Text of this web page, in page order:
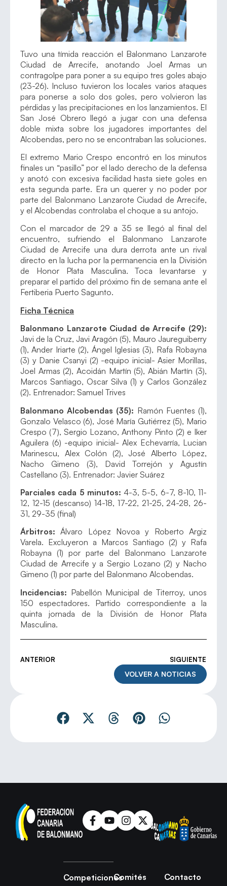
Tuvo una tímida reacción el Balonmano Lanzarote
Ciudad de Arrecife, anotando Joel Armas un
contragolpe para poner a su equipo tres goles abajo
(23-26). Incluso tuvieron los locales varios ataques
para ponerse a solo dos goles, pero volvieron las
pérdidas y las precipitaciones en los lanzamientos. El
San José Obrero llegó a jugar con una defensa
doble mixta sobre los jugadores importantes del
Alcobendas, pero no se encontraban las soluciones.
El extremo Mario Crespo encontró en los minutos
finales un “pasillo” por el lado derecho de la defensa
y anotó con excesiva facilidad hasta siete goles en
esta segunda parte. Era un querer y no poder por
parte del Balonmano Lanzarote Ciudad de Arrecife,
y el Alcobendas controlaba el choque a su antojo.
Con el marcador de 29 a 35 se llegó al final del
encuentro, sufriendo el Balonmano Lanzarote
Ciudad de Arrecife una dura derrota ante un rival
directo en la lucha por la permanencia en la División
de Honor Plata Masculina. Toca levantarse y
preparar el partido del próximo fin de semana ante el
Fertiberia Puerto Sagunto.
Ficha Técnica
Balonmano Lanzarote Ciudad de Arrecife (29):
Javi de la Cruz, Javi Aragón (5), Mauro Jaureguiberry
(1), Ander Iriarte (2), Ángel Iglesias (3), Rafa Robayna
(3) y Danie Csanyi (2) -equipo inicial- Asier Morillas,
Joel Armas (2), Acoidán Martín (5), Abián Martín (3),
Marcos Santiago, Oscar Silva (1) y Carlos González
(2). Entrenador: Samuel Trives
Balonmano Alcobendas (35): Ramón Fuentes (1),
Gonzalo Velasco (6), José María Gutiérrez (5), Mario
Crespo (7), Sergio Lozano, Anthony Pinto (2) e Iker
Aguilera (6) -equipo inicial- Alex Echevarría, Lucian
Marinescu, Alex Colón (2), José Alberto López,
Nacho Gimeno (3), David Torrejón y Agustín
Castellano (3). Entrenador: Javier Suárez
Parciales cada 5 minutos: 4-3, 5-5, 6-7, 8-10, 11-
12, 12-15 (descanso) 14-18, 17-22, 21-25, 24-28, 26-
31, 29-35 (final)
Árbitros:Álvaro López Novoa y Roberto Argiz
Varela. Excluyeron a Marcos Santiago (2) y Rafa
Robayna (1) por parte del Balonmano Lanzarote
Ciudad de Arrecife y a Sergio Lozano (2) y Nacho
Gimeno (1) por parte del Balonmano Alcobendas.
Incidencias: Pabellón Municipal de Titerroy, unos
150 espectadores. Partido correspondiente a la
quinta jornada de la División de Honor Plata
Masculina.
ANTERIOR SIGUIENTE
VOLVER A NOTICIAS
CompeticionesComités
Contacto